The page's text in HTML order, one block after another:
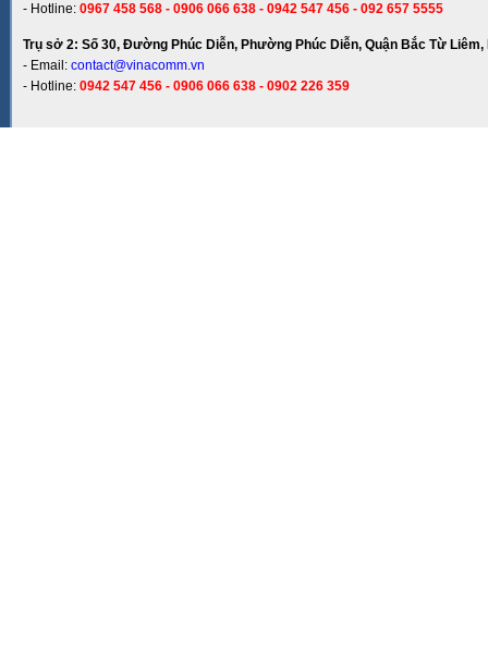
- Hotline: 0967 458 568 - 0906 066 638 - 0942 547 456 - 092 657 5555
Trụ sở 2: Số 30, Đường Phúc Diễn, Phường Phúc Diễn, Quận Bắc Từ Liêm,
- Email: contact@vinacomm.vn
- Hotline: 0942 547 456 - 0906 066 638 - 0902 226 359